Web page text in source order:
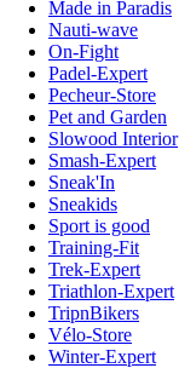
Made in Paradis
Nauti-wave
On-Fight
Padel-Expert
Pecheur-Store
Pet and Garden
Slowood Interior
Smash-Expert
Sneak'In
Sneakids
Sport is good
Training-Fit
Trek-Expert
Triathlon-Expert
TripnBikers
Vélo-Store
Winter-Expert